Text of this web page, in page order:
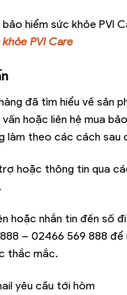
bảo hiểm sức khỏe PVI
PVI Care
đã tìm hiểu về sản
hoặc liên hệ mua
làm theo các cách sau
hoặc thông tin qua
hoặc nhắn tin đến số
– 02466 569 888 để
thắc mắc.
yêu cầu tới hòm